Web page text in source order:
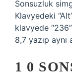
Sonsuzluk
Klavyedeki
klavyede
8,7 yazıp aynı
1 0